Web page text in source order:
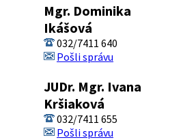
Mgr. Dominika
Ikášová
032/7411 640
Pošli správu
JUDr. Mgr. Ivana
Kršiaková
032/7411 655
Pošli správu